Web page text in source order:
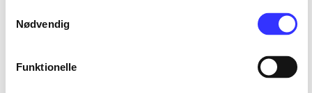
Nødvendig
Funktionelle
lorem ipsum dolor sit
lorem ipsum dolor sit
lorem ipsum dolor sit
lorem ipsum dolor sit